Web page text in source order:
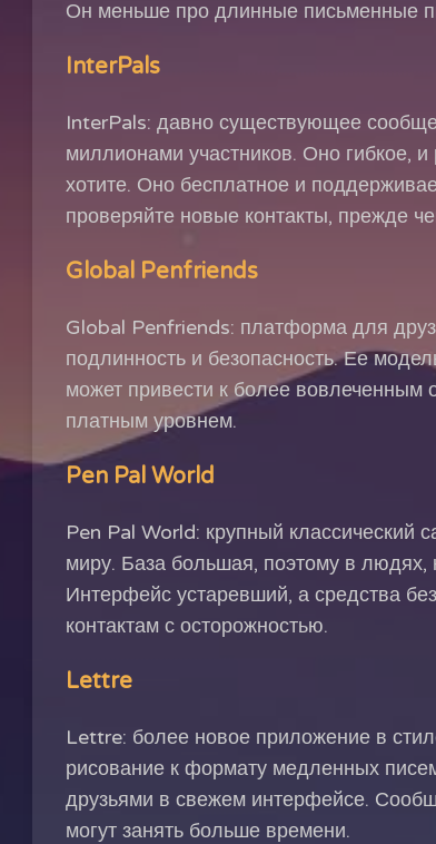
Он меньше про длинные письменные
InterPals
InterPals: давно существующее
миллионами участников. Оно гибкое,
хотите. Оно бесплатное и
проверяйте новые контакты, прежде
Global Penfriends
Global Penfriends: платформа для
подлинность и безопасность. Ее
может привести к более
платным уровнем.
Pen Pal World
Pen Pal World: крупный классический
миру. База большая, поэтому в людях,
Интерфейс устаревший, а средства
контактам с осторожностью.
Lettre
Lettre: более новое приложение в
рисование к формату медленных
друзьями в свежем интерфейсе.
могут занять больше времени.